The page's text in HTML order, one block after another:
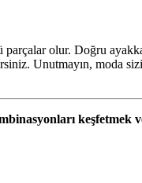
olur. Doğru
Unutmayın, moda